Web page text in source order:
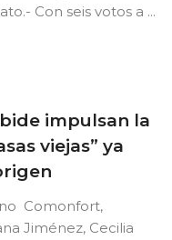
Con seis votos a ...
impulsan la
viejas” ya
Comonfort,
Jiménez, Cecilia